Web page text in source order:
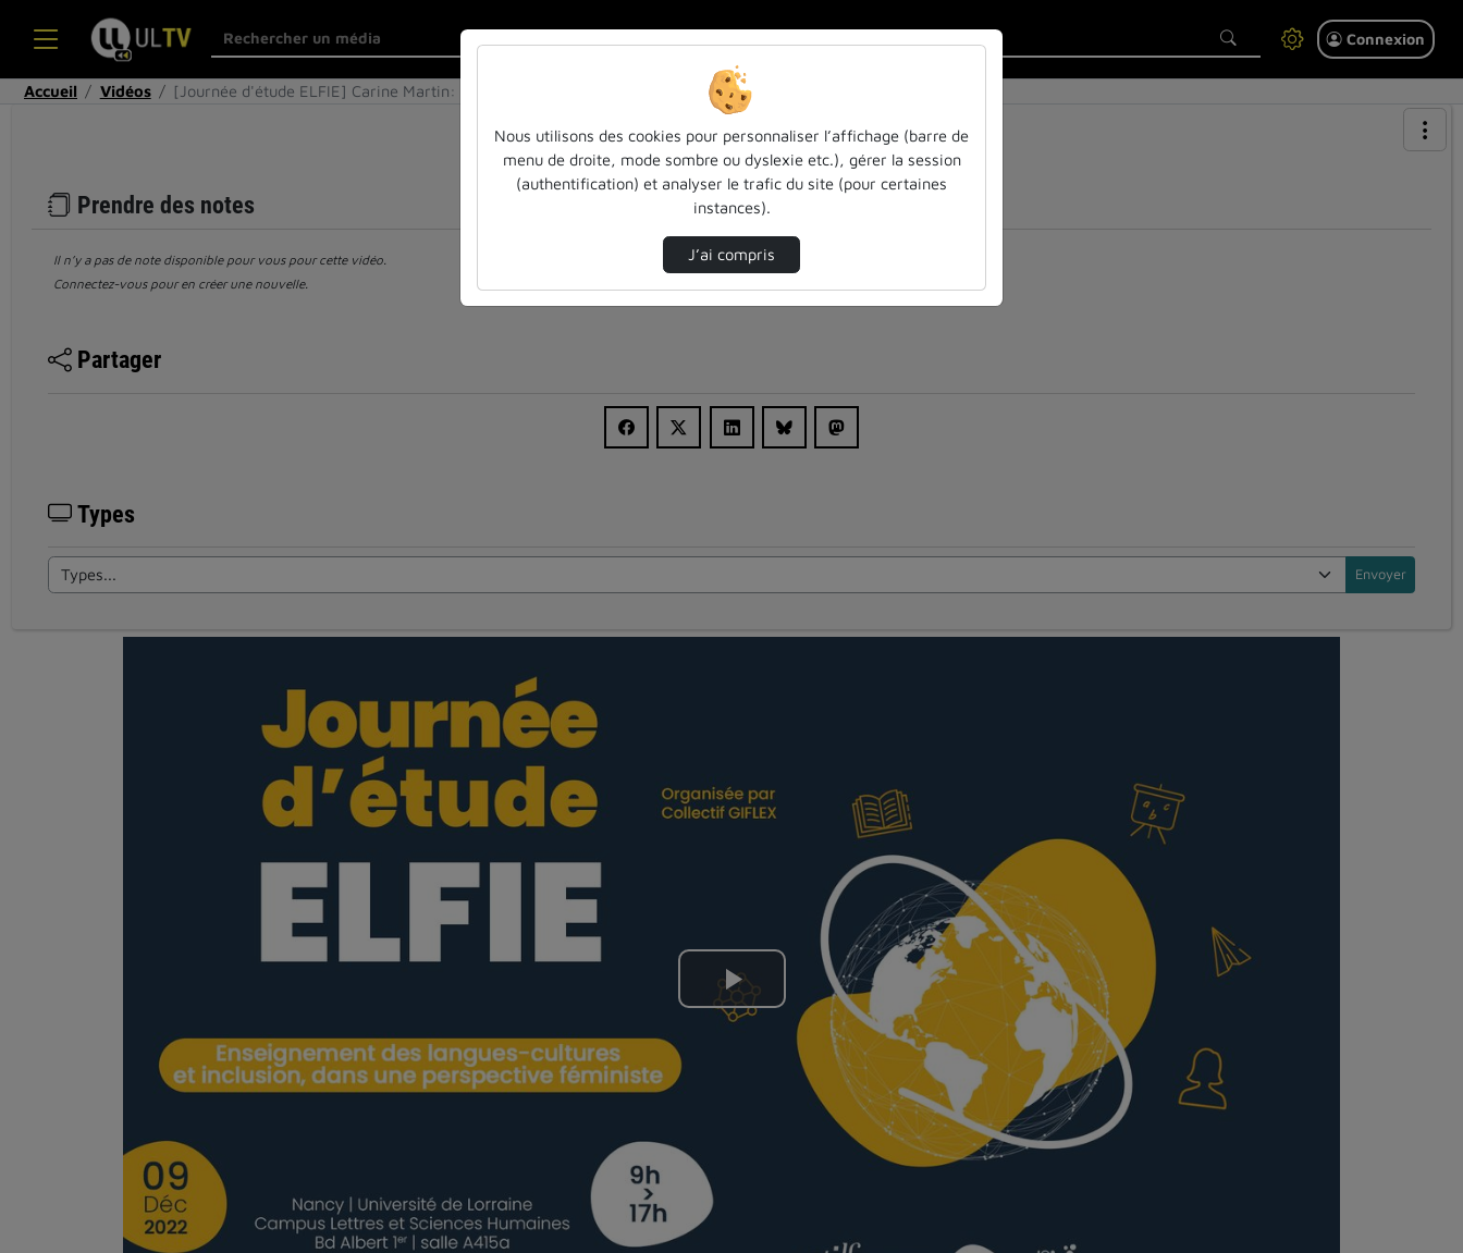
Connexion
Accueil Vidéos [Journée d'étude ELFIE] Carine Martin: Le jo…
Prendre des notes
Il n’y a pas de note disponible pour vous pour cette vidéo.
Connectez-vous pour en créer une nouvelle.
Partager
Types
Lire
Nous utilisons des cookies pour personnaliser l’affichage (barre de
menu de droite, mode sombre ou dyslexie etc.), gérer la session
(authentification) et analyser le trafic du site (pour certaines
instances).
J’ai compris